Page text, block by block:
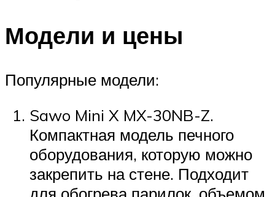
Модели и цены
Популярные модели:
Sawo Mini X MX-30NB-Z.
Компактная модель печного
оборудования, которую можно
закрепить на стене. Подходит